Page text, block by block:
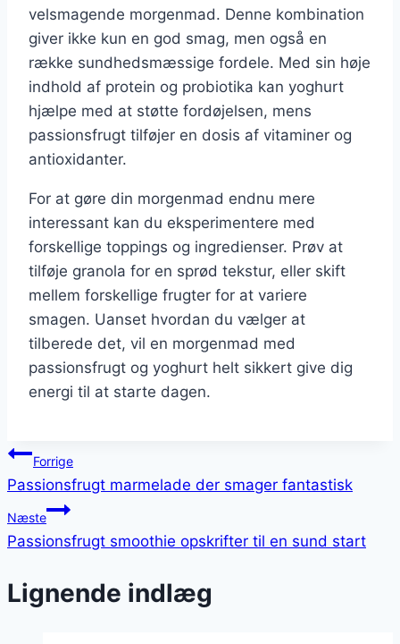
velsmagende morgenmad. Denne kombination
giver ikke kun en god smag, men også en
række sundhedsmæssige fordele. Med sin høje
indhold af protein og probiotika kan yoghurt
hjælpe med at støtte fordøjelsen, mens
passionsfrugt tilføjer en dosis af vitaminer og
antioxidanter.
For at gøre din morgenmad endnu mere
interessant kan du eksperimentere med
forskellige toppings og ingredienser. Prøv at
tilføje granola for en sprød tekstur, eller skift
mellem forskellige frugter for at variere
smagen. Uanset hvordan du vælger at
tilberede det, vil en morgenmad med
passionsfrugt og yoghurt helt sikkert give dig
energi til at starte dagen.
Indlægsnavigation
Forrige
Passionsfrugt marmelade der smager fantastisk
Næste
Passionsfrugt smoothie opskrifter til en sund start
Lignende indlæg